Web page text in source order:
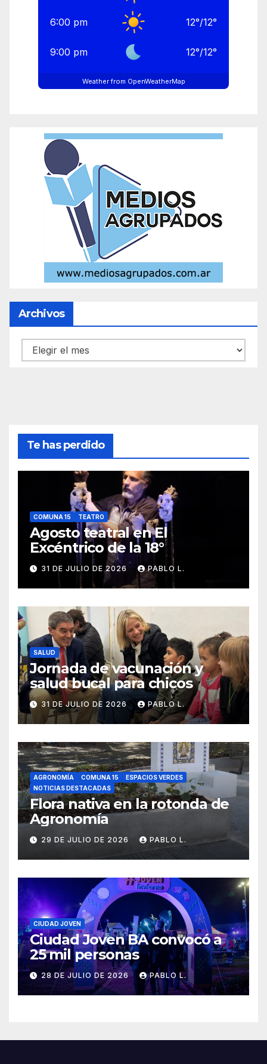
6:00 pm 12°/12°
9:00 pm 12°/12°
Weather from OpenWeatherMap
Archivos
Archivos
Te has perdido
COMUNA 15 TEATRO
Agosto teatral en El
Excéntrico de la 18°
31 DE JULIO DE 2026 PABLO L.
SALUD
Jornada de vacunación y
salud bucal para chicos
31 DE JULIO DE 2026 PABLO L.
AGRONOMÍA COMUNA 15
ESPACIOS VERDES
NOTICIAS DESTACADAS
Flora nativa en la rotonda de
Agronomía
29 DE JULIO DE 2026 PABLO L.
CIUDAD JOVEN
Ciudad Joven BA convocó a
25 mil personas
28 DE JULIO DE 2026 PABLO L.